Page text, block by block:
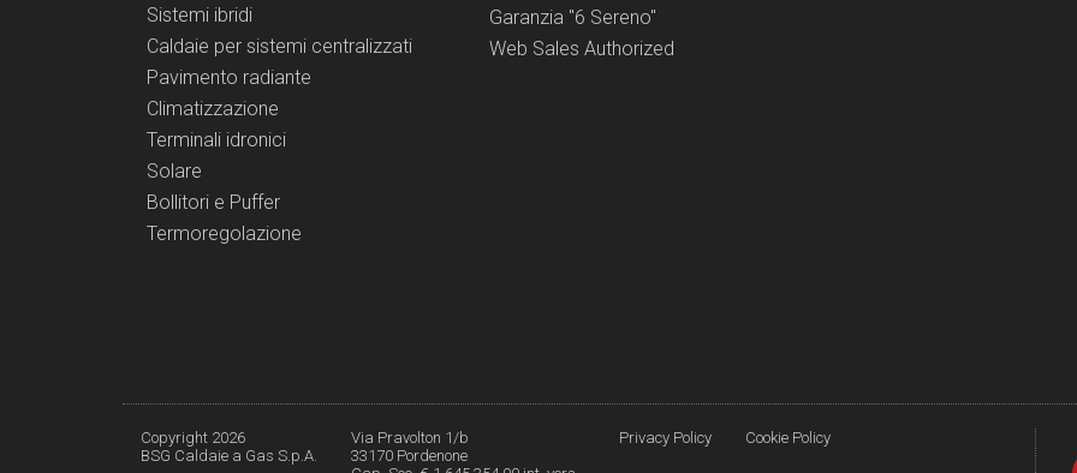
Sistemi ibridi
Caldaie per sistemi centralizzati
Pavimento radiante
Climatizzazione
Terminali idronici
Solare
Bollitori e Puffer
Termoregolazione
Garanzia "6 Sereno"
Web Sales Authorized
Copyright 2026
BSG Caldaie a Gas S.p.A.
Via Pravolton 1/b
33170 Pordenone
Privacy Policy Cookie Policy